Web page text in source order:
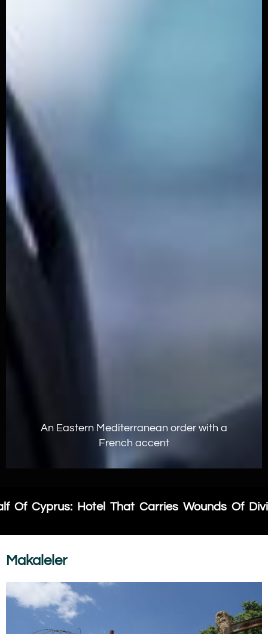
An Eastern Mediterranean order with a
French accent
Cyprus: Hotel That Carries Wounds Of
Makaleler